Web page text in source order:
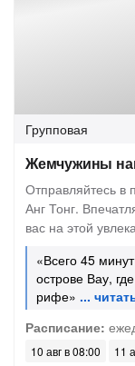
Групповая
Жемчужины
Отправляйтесь в
Анг Тонг.
вас на этой
«Всего 45
острове Вау,
рифе»
Расписание:
10 авг в 08:00 11